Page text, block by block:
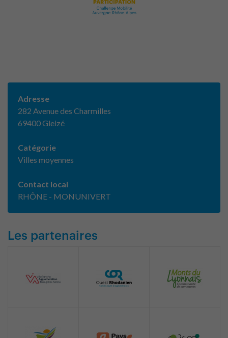
Adresse
282 Avenue des Charmilles
69400 Gleizé
Catégorie
Villes moyennes
Contact local
RHÔNE - MONUNIVERT
Les partenaires